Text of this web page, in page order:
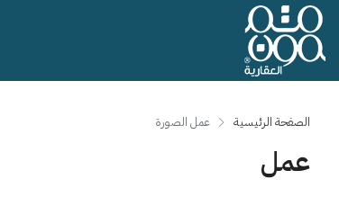
الصفحة الرئيسية ‏عمل الصورة
عمل